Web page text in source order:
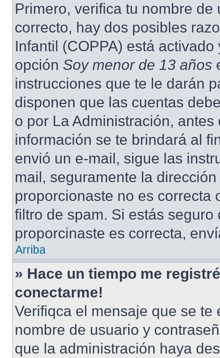
Primero, verifica tu nombre
correcto, hay dos posibles
Infantil (COPPA) está
opción Soy menor de 13 años
instrucciones que te le darán
disponen que las cuentas
o por La Administración,
información se te brindará al
envió un e-mail, sigue las
mail, seguramente la
proporcionaste no es correcta
filtro de spam. Si estás
proporcinaste es correcta,
Arriba
» Hace un tiempo me
conectarme!
Verifiqca el mensaje que se
nombre de usuario y
que la administración haya